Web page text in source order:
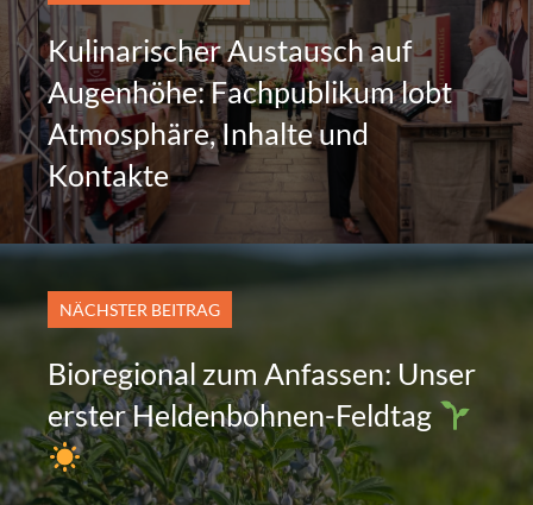
Kulinarischer Austausch auf
Augenhöhe: Fachpublikum lobt
Atmosphäre, Inhalte und
Kontakte
NÄCHSTER BEITRAG
Bioregional zum Anfassen: Unser
erster Heldenbohnen-Feldtag